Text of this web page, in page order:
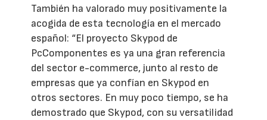
También ha valorado muy positivamente la
acogida de esta tecnología en el mercado
español: “El proyecto Skypod de
PcComponentes es ya una gran referencia
del sector e-commerce, junto al resto de
empresas que ya confían en Skypod en
otros sectores. En muy poco tiempo, se ha
demostrado que Skypod, con su versatilidad